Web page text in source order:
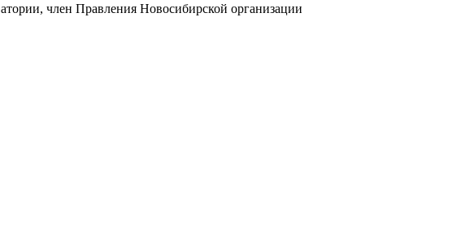
член Правления Новосибирской организации